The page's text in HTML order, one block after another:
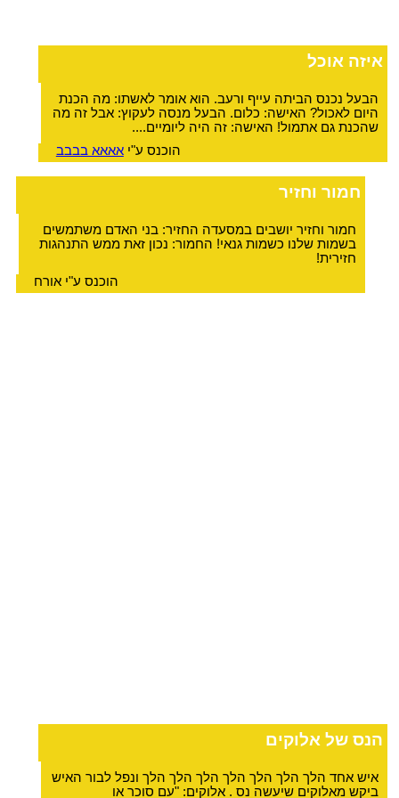
איזה אוכל
הבעל נכנס הביתה עייף ורעב. הוא אומר לאשתו: מה הכנת
היום לאכול? האישה: כלום. הבעל מנסה לעקוץ: אבל זה מה
שהכנת גם אתמול! האישה: זה היה ליומיים....
הוכנס ע"יאאאא בבבב
חמור וחזיר
חמור וחזיר יושבים במסעדה החזיר: בני האדם משתמשים
בשמות שלנו כשמות גנאי! החמור: נכון זאת ממש התנהגות
חזירית!
הוכנס ע"י אורח
הנס של אלוקים
איש אחד הלך הלך הלך הלך הלך הלך הלך ונפל לבור האיש
ביקש מאלוקים שיעשה נס . אלוקים: "עם סוכר או